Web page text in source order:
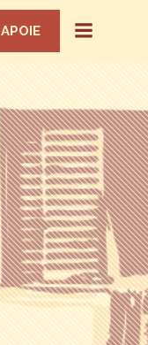
APOIE